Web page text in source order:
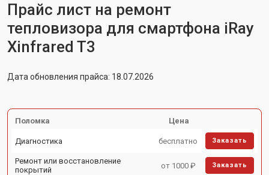
Прайс лист на ремонт
тепловизора для смартфона iRay
Xinfrared T3
Дата обновления прайса: 18.07.2026
Поломка Цена
Диагностика бесплатно Заказать
Ремонт или восстановление
покрытий
от 1000 ₽ Заказать